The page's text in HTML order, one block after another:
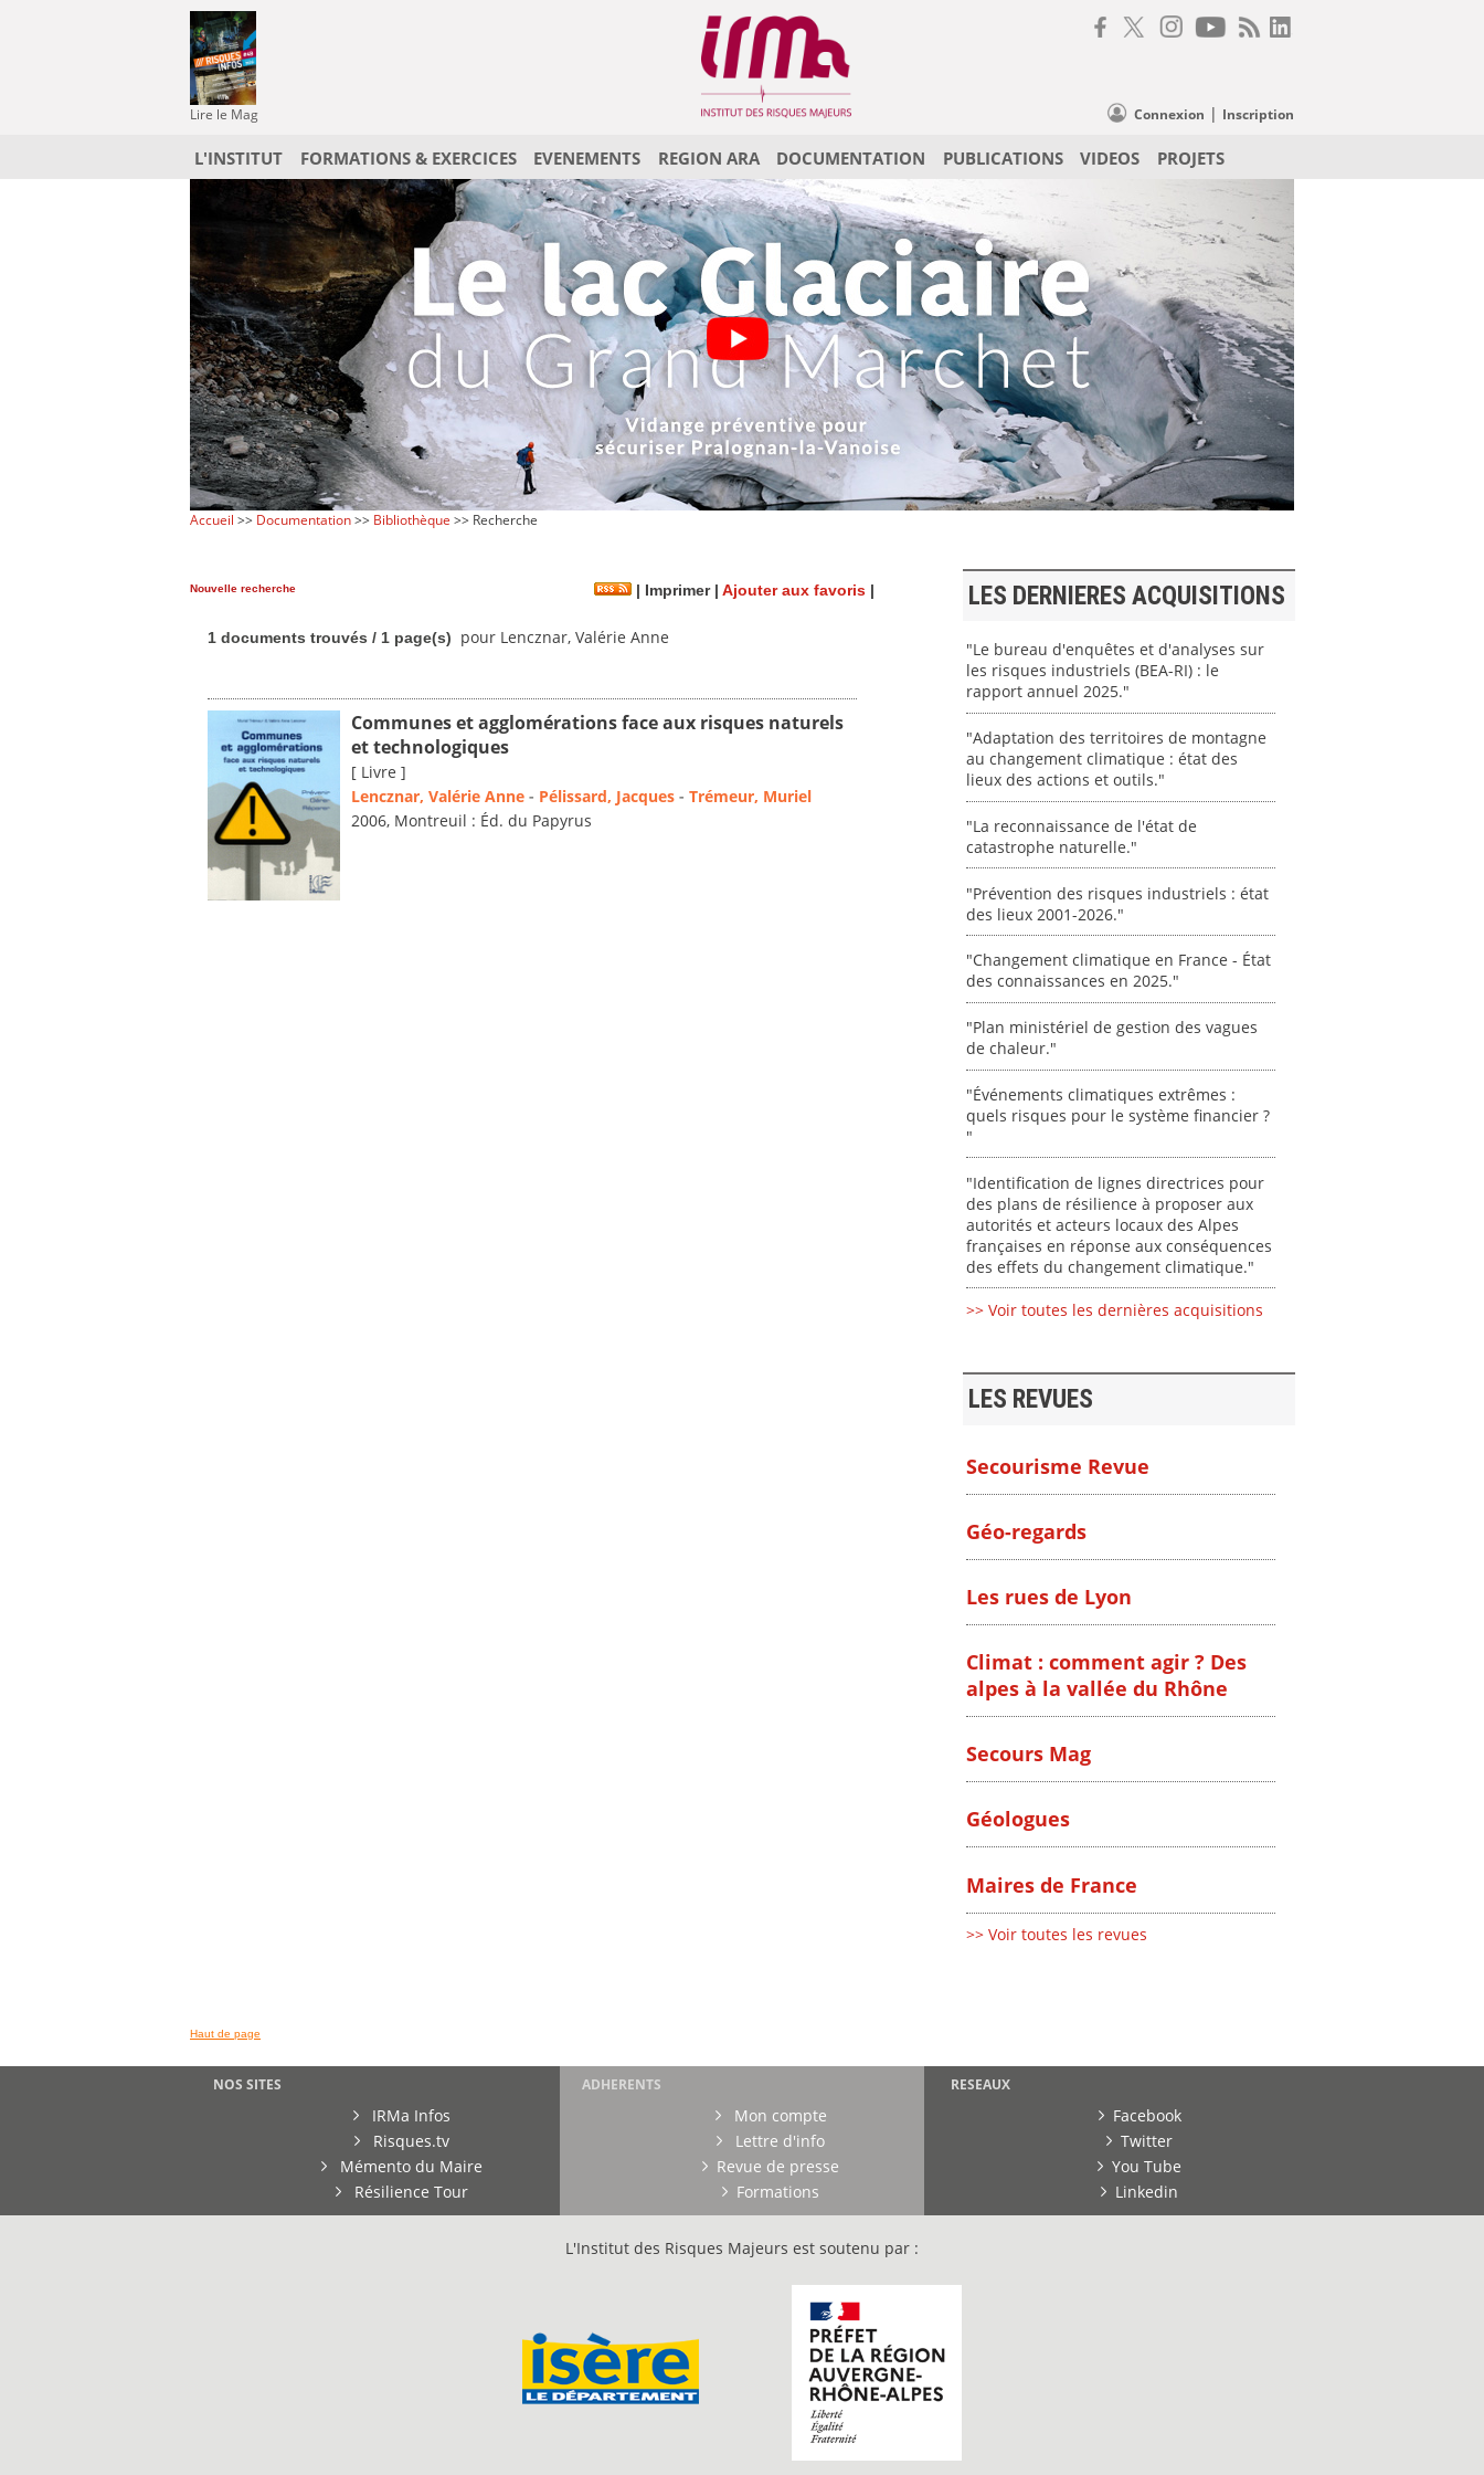
Lire le Mag Connexion | Inscription
L'INSTITUT FORMATIONS & EXERCICES EVENEMENTS REGION ARA DOCUMENTATION PUBLICATIONS VIDEOS PROJETS
Accueil >> Documentation>> Bibliothèque >> Recherche
Nouvelle recherche | Imprimer| Ajouter aux favoris |
1 documents trouvés / 1 page(s) pour Lencznar, Valérie Anne
Communes et agglomérations face aux risques naturels
et technologiques
[ Livre ]
Lencznar, Valérie Anne - Pélissard, Jacques - Trémeur, Muriel
2006, Montreuil : Éd. du Papyrus
LES DERNIERES ACQUISITIONS
"Le bureau d'enquêtes et d'analyses sur
les risques industriels (BEA-RI) : le
rapport annuel 2025."
"Adaptation des territoires de montagne
au changement climatique : état des
lieux des actions et outils."
"La reconnaissance de l'état de
catastrophe naturelle."
"Prévention des risques industriels : état
des lieux 2001-2026."
"Changement climatique en France - État
des connaissances en 2025."
"Plan ministériel de gestion des vagues
de chaleur."
"Événements climatiques extrêmes :
quels risques pour le système financier ?
"
"Identification de lignes directrices pour
des plans de résilience à proposer aux
autorités et acteurs locaux des Alpes
françaises en réponse aux conséquences
des effets du changement climatique."
>> Voir toutes les dernières acquisitions
LES REVUES
Secourisme Revue
Géo-regards
Les rues de Lyon
Climat : comment agir ? Des
alpes à la vallée du Rhône
Secours Mag
Géologues
Maires de France
>> Voir toutes les revues
Haut de page
NOS SITES
IRMa Infos
Risques.tv
Mémento du Maire
Résilience Tour
ADHERENTS
Mon compte
Lettre d'info
Revue de presse
Formations
RESEAUX
Facebook
Twitter
You Tube
Linkedin
L'Institut des Risques Majeurs est soutenu par :